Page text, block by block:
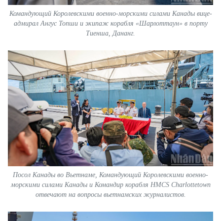
Командующий Королевскими военно-морскими силами Канады вице-
адмирал Ангус Топши и экипаж корабля «Шарлоттаун» в порту
Тиенша, Дананг.
Посол Канады во Вьетнаме, Командующий Королевскими военно-
морскими силами Канады и Командир корабля HMCS Charlottetown
отвечают на вопросы вьетнамских журналистов.